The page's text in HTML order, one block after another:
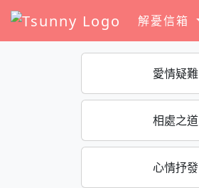
解憂信箱
愛情疑難
相處之道
心情抒發